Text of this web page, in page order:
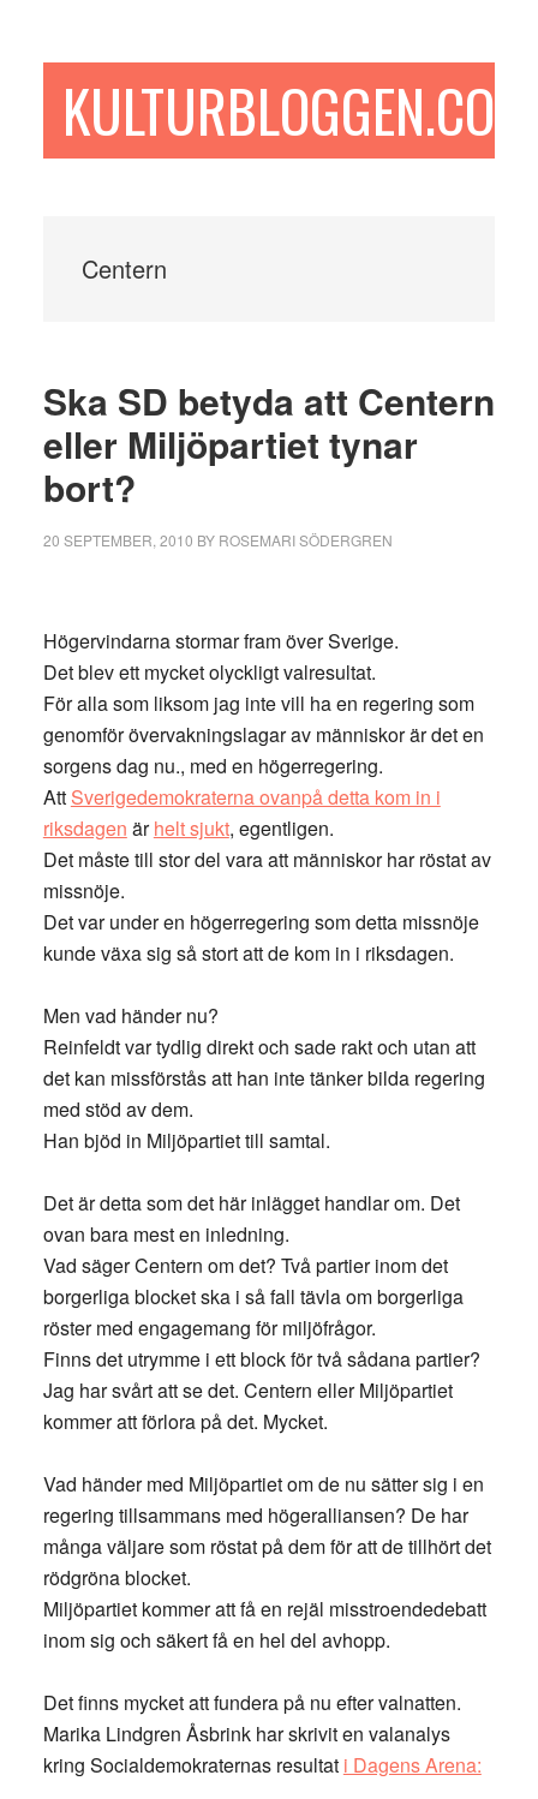
sidofältetKULTURBLOGGEN.COM
Centern
Ska SD betyda att Centern
eller Miljöpartiet tynar
bort?
20 SEPTEMBER, 2010 BY ROSEMARI SÖDERGREN
Högervindarna stormar fram över Sverige.
Det blev ett mycket olyckligt valresultat.
För alla som liksom jag inte vill ha en regering som
genomför övervakningslagar av människor är det en
sorgens dag nu., med en högerregering.
Att Sverigedemokraterna ovanpå detta kom in i
riksdagen ärhelt sjukt, egentligen.
Det måste till stor del vara att människor har röstat av
missnöje.
Det var under en högerregering som detta missnöje
kunde växa sig så stort att de kom in i riksdagen.
Men vad händer nu?
Reinfeldt var tydlig direkt och sade rakt och utan att
det kan missförstås att han inte tänker bilda regering
med stöd av dem.
Han bjöd in Miljöpartiet till samtal.
Det är detta som det här inlägget handlar om. Det
ovan bara mest en inledning.
Vad säger Centern om det? Två partier inom det
borgerliga blocket ska i så fall tävla om borgerliga
röster med engagemang för miljöfrågor.
Finns det utrymme i ett block för två sådana partier?
Jag har svårt att se det. Centern eller Miljöpartiet
kommer att förlora på det. Mycket.
Vad händer med Miljöpartiet om de nu sätter sig i en
regering tillsammans med högeralliansen? De har
många väljare som röstat på dem för att de tillhört det
rödgröna blocket.
Miljöpartiet kommer att få en rejäl misstroendedebatt
inom sig och säkert få en hel del avhopp.
Det finns mycket att fundera på nu efter valnatten.
Marika Lindgren Åsbrink har skrivit en valanalys
kring Socialdemokraternas resultat i Dagens Arena: